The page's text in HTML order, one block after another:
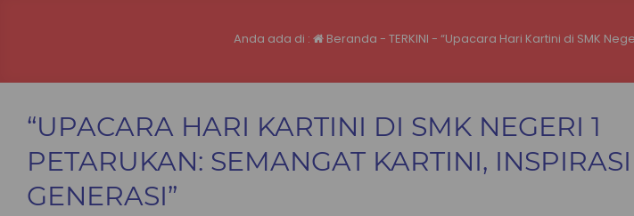
Anda ada di : Beranda - TERKINI - “Upacara Hari Kartini di SMK
“UPACARA HARI KARTINI DI SMK NEGERI 1
PETARUKAN: SEMANGAT KARTINI,
GENERASI”